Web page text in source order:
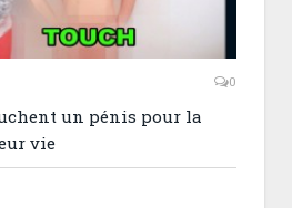
0
un pénis pour la
vie